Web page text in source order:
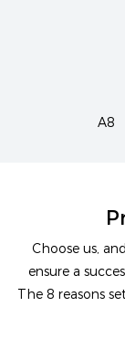
A8
Choose us,
ensure a
The 8 reasons